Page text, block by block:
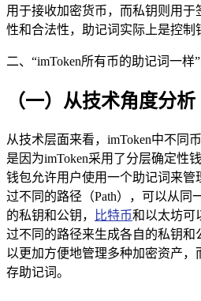
用于接收加密货币，而私钥则用
性和合法性，助记词实际上是控制
二、“imToken所有币的助记词一样
（一）从技术角度分析
从技术层面来看，imToken中不同
是因为imToken采用了分层确定性
钱包允许用户使用一个助记词来管
过不同的路径（Path），可以从同
的私钥和公钥，
比特币和以太坊可
过不同的路径来生成各自的私钥
以更加方便地管理多种加密资产
存助记词。